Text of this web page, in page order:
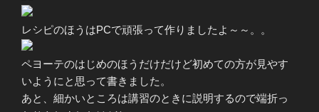
レシピのほうはPCで頑張って作りましたよ～～。。
ペヨーテのはじめのほうだけだけど初めての方が見やす
いようにと思って書きました。
あと、細かいところは講習のときに説明するので端折っ